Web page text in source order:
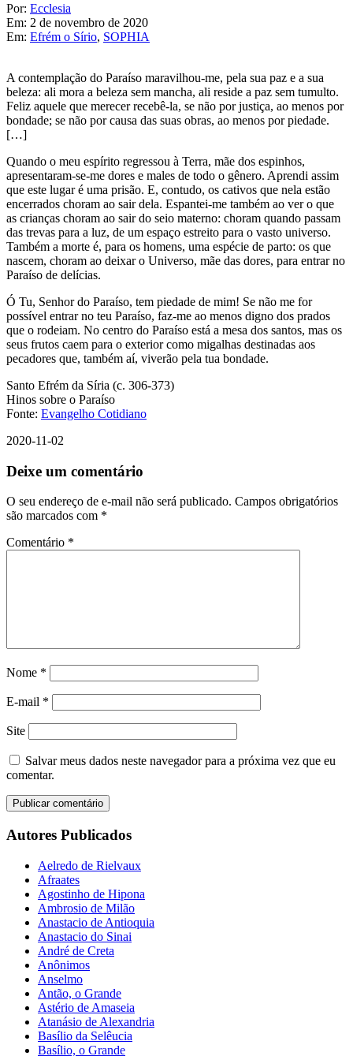
Por: Ecclesia
Em: 2 de novembro de 2020
Em: Efrém o Sírio, SOPHIA
A contemplação do Paraíso maravilhou-me, pela sua paz e a sua
beleza: ali mora a beleza sem mancha, ali reside a paz sem tumulto.
Feliz aquele que merecer recebê-la, se não por justiça, ao menos por
bondade; se não por causa das suas obras, ao menos por piedade.
[…]
Quando o meu espírito regressou à Terra, mãe dos espinhos,
apresentaram-se-me dores e males de todo o gênero. Aprendi assim
que este lugar é uma prisão. E, contudo, os cativos que nela estão
encerrados choram ao sair dela. Espantei-me também ao ver o que
as crianças choram ao sair do seio materno: choram quando passam
das trevas para a luz, de um espaço estreito para o vasto universo.
Também a morte é, para os homens, uma espécie de parto: os que
nascem, choram ao deixar o Universo, mãe das dores, para entrar no
Paraíso de delícias.
Ó Tu, Senhor do Paraíso, tem piedade de mim! Se não me for
possível entrar no teu Paraíso, faz-me ao menos digno dos prados
que o rodeiam. No centro do Paraíso está a mesa dos santos, mas os
seus frutos caem para o exterior como migalhas destinadas aos
pecadores que, também aí, viverão pela tua bondade.
Santo Efrém da Síria (c. 306-373)
Hinos sobre o Paraíso
Fonte: Evangelho Cotidiano
2020-11-02
Deixe um comentário
O seu endereço de e-mail não será publicado. Campos obrigatórios
são marcados com *
Comentário *
Nome *
E-mail *
Site
Salvar meus dados neste navegador para a próxima vez que eu
comentar.
Autores Publicados
Aelredo de Rielvaux
Afraates
Agostinho de Hipona
Ambrosio de Milão
Anastacio de Antioquia
Anastacio do Sinai
André de Creta
Anônimos
Anselmo
Antão, o Grande
Astério de Amaseia
Atanásio de Alexandria
Basílio da Selêucia
Basílio, o Grande